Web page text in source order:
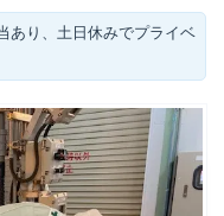
あり、土日休みでプライベ